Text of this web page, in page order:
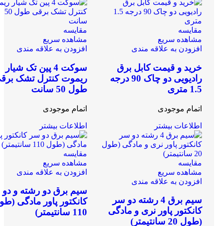
مقایسه
مشاهده سریع
افزودن به علاقه مندی
خرید و قیمت کابل برق
رادیویی دو چاک 90 درجه
1.5 متری
اتمام موجودی
اطلاعات بیشتر
مقایسه
مشاهده سریع
افزودن به علاقه مندی
سوکت 4 پین تک شیار
ریموت کنترل تشک
طول 50 سانت
اتمام موجودی
اطلاعات بیشتر
مقایسه
مشاهده سریع
افزودن به علاقه مندی
سیم برق 4 رشته دو سر
کانکتور پاور نری و مادگی
(طول 20 سانتیمتر)
مقایسه
مشاهده سریع
افزودن به علاقه مندی
سیم برق دو رشته و
کانکتور پاور مادگی
110 سانتیمتر)